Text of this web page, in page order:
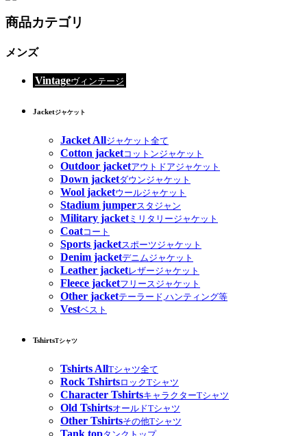
商品カテゴリ
メンズ
Vintageヴィンテージ
Jacketジャケット
Jacket Allジャケット全て
Cotton jacketコットンジャケット
Outdoor jacketアウトドアジャケット
Down jacketダウンジャケット
Wool jacketウールジャケット
Stadium jumperスタジャン
Military jacketミリタリージャケット
Coatコート
Sports jacketスポーツジャケット
Denim jacketデニムジャケット
Leather jacketレザージャケット
Fleece jacketフリースジャケット
Other jacketテーラード,ハンティング等
Vestベスト
TshirtsTシャツ
Tshirts AllTシャツ全て
Rock TshirtsロックTシャツ
Character TshirtsキャラクターTシャツ
Old TshirtsオールドTシャツ
Other Tshirtsその他Tシャツ